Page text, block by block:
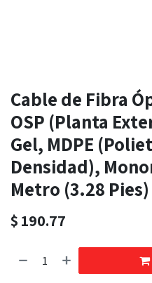
Cable de Fibra
OSP (Planta
Gel, MDPE
Densidad),
Metro (3.28 Pies)
$ 190.77